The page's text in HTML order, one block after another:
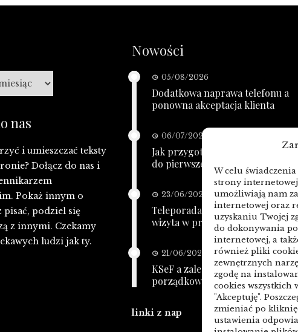
W celu
strony
umożliwiają nam
internetowej oraz
uzyskaniu Twojej
do dokonywania
internetowej, a
również pliki
zewnętrznych
zgodę na
cookies wszystkich
"Akceptuję".
zmieniać po
ustawienia
nas
i umieszczać teksty
Dołącz do nas i
Pokaż innym o
pisać, podziel się
z innymi. Czekamy
ludzi jak ty.
Nowości
05/08/2026
Dodatkowa naprawa telefonu a
ponowna akceptacja klienta
06/07/2026
Jak przygotować bazę mediów
do pierwszej kampanii PR
23/06/2026
Teleporada POZ: telefon czy
wizyta w przychodni
21/06/2026
KSeF a zaległe faktury:
porządkowanie przed zmianą
linki z nap